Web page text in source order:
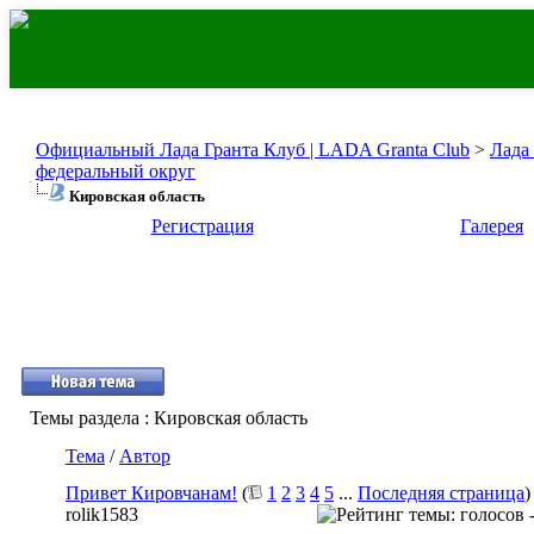
Официальный Лада Гранта Клуб | LADA Granta Club > Лада
федеральный округ
Кировская область
Регистрация Галерея
Темы раздела : Кировская область
Тема / Автор
Привет Кировчанам! ( 1 2 3 4 5 ... Последняя страница)
rolik1583